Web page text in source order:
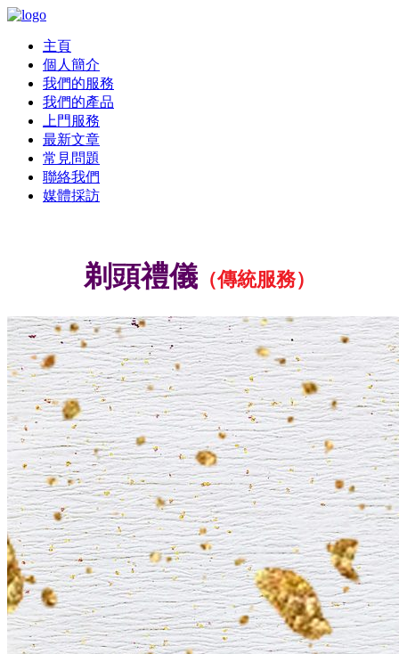
主頁
個人簡介
我們的服務
我們的產品
上門服務
最新文章
常見問題
聯絡我們
媒體採訪
剃頭禮儀 （傳統服務）